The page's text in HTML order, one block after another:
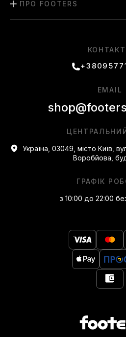
ПРО FOOTERS
Україна, 03049, місто Київ,
Воробйова,
ГРАФІК
з 10:00 до 22:00
EMAIL